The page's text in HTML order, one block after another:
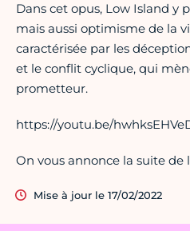
Dans cet opus, Low Island y
mais aussi optimisme de la
caractérisée par les
et le conflit cyclique, qui
prometteur.
https://youtu.be/
On vous annonce la suite de
Mise à jour le 17/02/2022